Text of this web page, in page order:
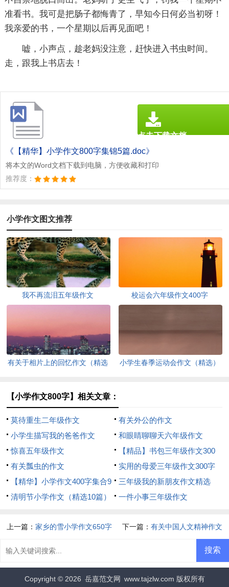
准看书。我可是把肠子都悔青了，早知今日何必当初呀！
我亲爱的书，一个星期以后再见面吧！
嘘，小声点，趁老妈没注意，赶快进入书虫时间。
走，跟我上书店去！
《【精华】小学作文800字集锦5篇.doc》
将本文的Word文档下载到电脑，方便收藏和打印
推荐度：
点击下载文档
文档为doc格式
小学作文图文推荐
我不再流泪五年级作文 校运会六年级作文400字
有关于相片上的回忆作文（精选
小学生春季运动会作文（精选）
【小学作文800字】相关文章：
莫待重生二年级作文
有关外公的作文
小学生描写我的爸爸作文
和眼睛聊聊天六年级作文
惊喜五年级作文
【精品】书包三年级作文300
字三篇
有关瓢虫的作文
实用的母爱三年级作文300字
四篇
【精华】小学作文400字集合9
篇
三年级我的新朋友作文精选
清明节小学作文（精选10篇）
一件小事三年级作文
上一篇：家乡的雪小学作文650字 下一篇： 有关中国人文精神作文
Copyright © 2026 岳嘉范文网 www.tajzlw.com 版权所有